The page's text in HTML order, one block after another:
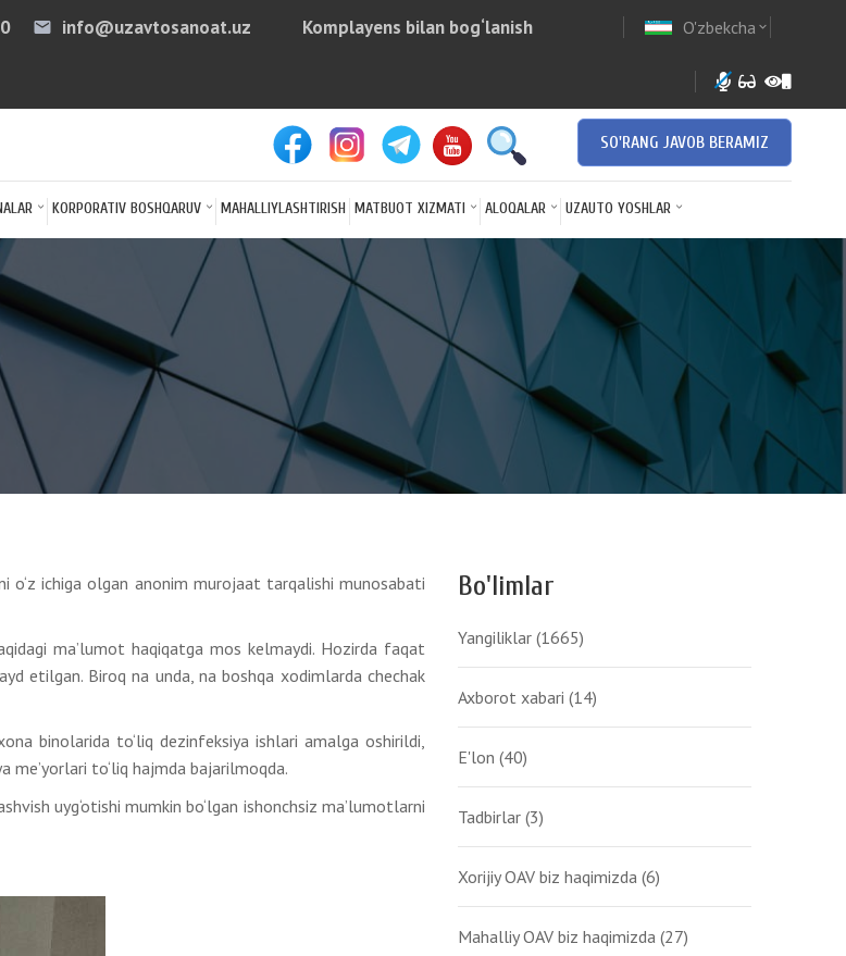
email info@uzavtosanoat.uz arrow
Komplayens bilan bog‘lanish O'zbekcha expand_more
SO'RANG JAVOB BERAMIZ
KORPORATIV BOSHQARUV MAHALLIYLASHTIRISH MATBUOT XIZMATI ALOQALAR UZAUTO YOSHLAR
o‘z ichiga olgan anonim murojaat tarqalishi munosabati
ma’lumot haqiqatga mos kelmaydi. Hozirda faqat
etilgan. Biroq na unda, na boshqa xodimlarda chechak
binolarida to‘liq dezinfeksiya ishlari amalga oshirildi,
to‘liq hajmda bajarilmoqda.
uyg‘otishi mumkin bo‘lgan ishonchsiz ma’lumotlarni
Bo'limlar
Yangiliklar (1665)
Axborot xabari (14)
E'lon (40)
Tadbirlar (3)
Xorijiy OAV biz haqimizda (6)
Mahalliy OAV biz haqimizda (27)